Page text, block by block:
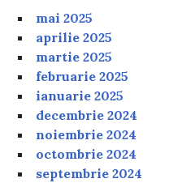
mai 2025
aprilie 2025
martie 2025
februarie 2025
ianuarie 2025
decembrie 2024
noiembrie 2024
octombrie 2024
septembrie 2024